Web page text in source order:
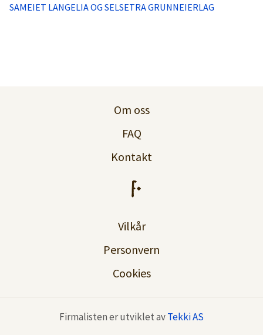
Priser
SAMEIET LANGELIA OG SELSETRA GRUNNEIERLAG
Om oss
FAQ
Kontakt
Vilkår
Personvern
Cookies
Firmalisten er utviklet avTekki AS